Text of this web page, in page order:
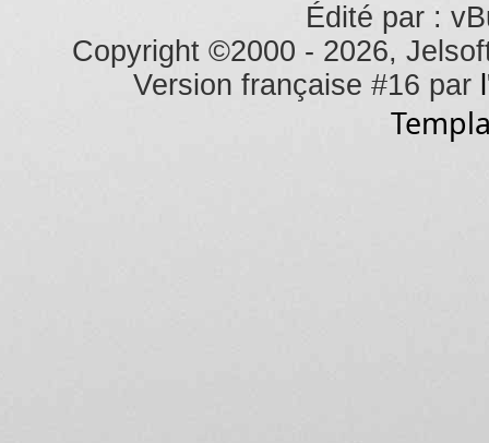
Édité par :
Copyright ©2000 - 2026,
Version française #16 par